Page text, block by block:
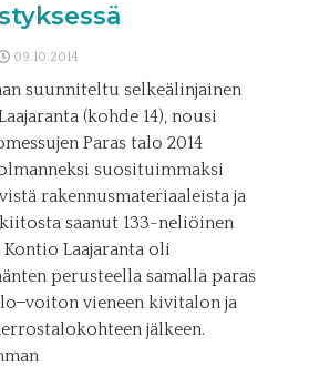
09.10.2014
suunniteltu selkeälinjainen
(kohde 14), nousi
Paras talo 2014
suosituimmaksi
rakennusmateriaaleista ja
saanut 133-neliöinen
Laajaranta oli
perusteella samalla paras
voiton vieneen kivitalon ja
jälkeen.